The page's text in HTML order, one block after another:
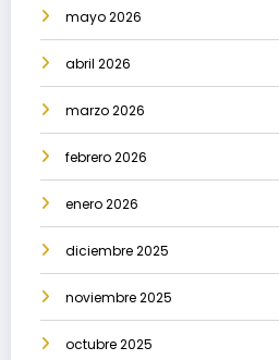
mayo 2026
abril 2026
marzo 2026
febrero 2026
enero 2026
diciembre 2025
noviembre 2025
octubre 2025